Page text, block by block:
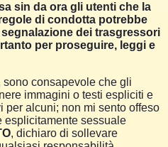
sin da ora gli utenti che la
di condotta potrebbe
dei trasgressori
per proseguire, leggi e
consapevole che gli
immagini o testi espliciti e
per alcuni; non mi sento offeso
esplicitamente sessuale
, dichiaro di sollevare